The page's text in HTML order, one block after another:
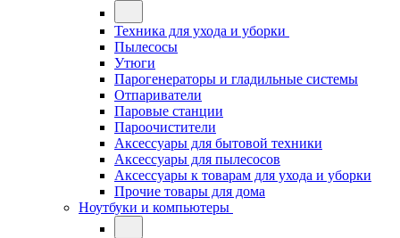
Техника для ухода и уборки
Пылесосы
Утюги
Парогенераторы и гладильные системы
Отпариватели
Паровые станции
Пароочистители
Аксессуары для бытовой техники
Аксессуары для пылесосов
Аксессуары к товарам для ухода и уборки
Прочие товары для дома
Ноутбуки и компьютеры